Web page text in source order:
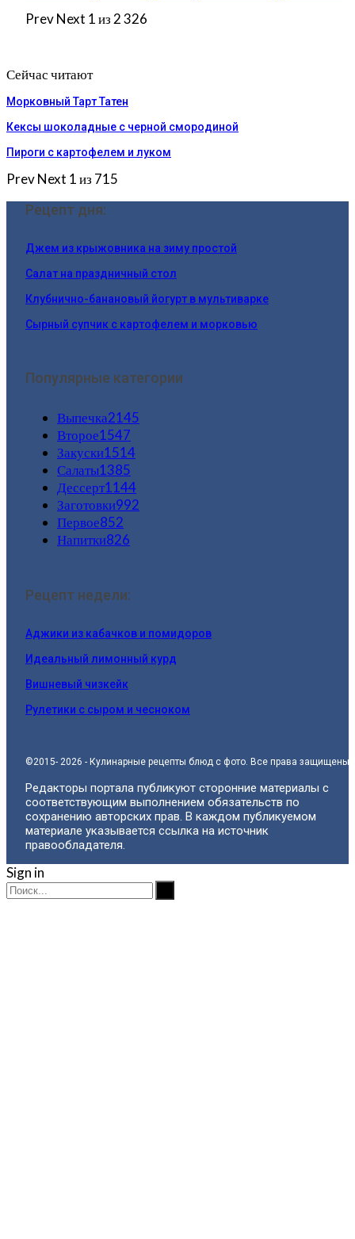
PrevNext 1 из 2 326
Сейчас читают
Морковный Тарт Татен
Кексы шоколадные с черной смородиной
Пироги c картофелем и луком
PrevNext 1 из 715
Рецепт дня:
Джем из крыжовника на зиму простой
Салат на праздничный стол
Клубнично-банановый йогурт в мультиварке
Сырный супчик с картофелем и морковью
Популярные категории
Выпечка2145
Второе1547
Закуски1514
Салаты1385
Дессерт1144
Заготовки992
Первое852
Напитки826
Рецепт недели:
Аджики из кабачков и помидоров
Идеальный лимонный курд
Вишневый чизкейк
Рулетики с сыром и чесноком
©2015- 2026 - Кулинарные рецепты блюд с фото. Все права защищены.
Редакторы портала публикуют сторонние материалы с
соответствующим выполнением обязательств по
сохранению авторских прав. В каждом публикуемом
материале указывается ссылка на источник
правообладателя.
Sign in